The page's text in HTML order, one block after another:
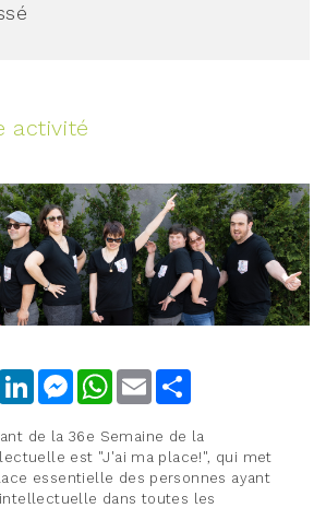
activité
TwitterLinkedInMessengerWhatsApp
Email
de la 36e Semaine de la
est "J'ai ma place!", qui met
essentielle des personnes ayant
dans toutes les